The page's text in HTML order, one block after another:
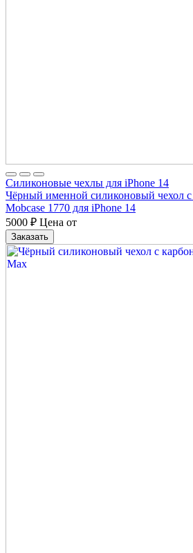
Силиконовые чехлы для iPhone 14
Чёрный именной силиконовый чехол с
Mobcase 1770 для iPhone 14
5000 ₽ Цена от
Заказать